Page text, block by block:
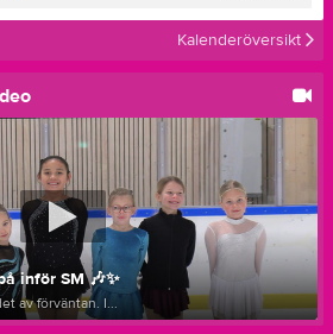
Kalenderöversikt
inför SM 🎶✨
av förväntan. I...